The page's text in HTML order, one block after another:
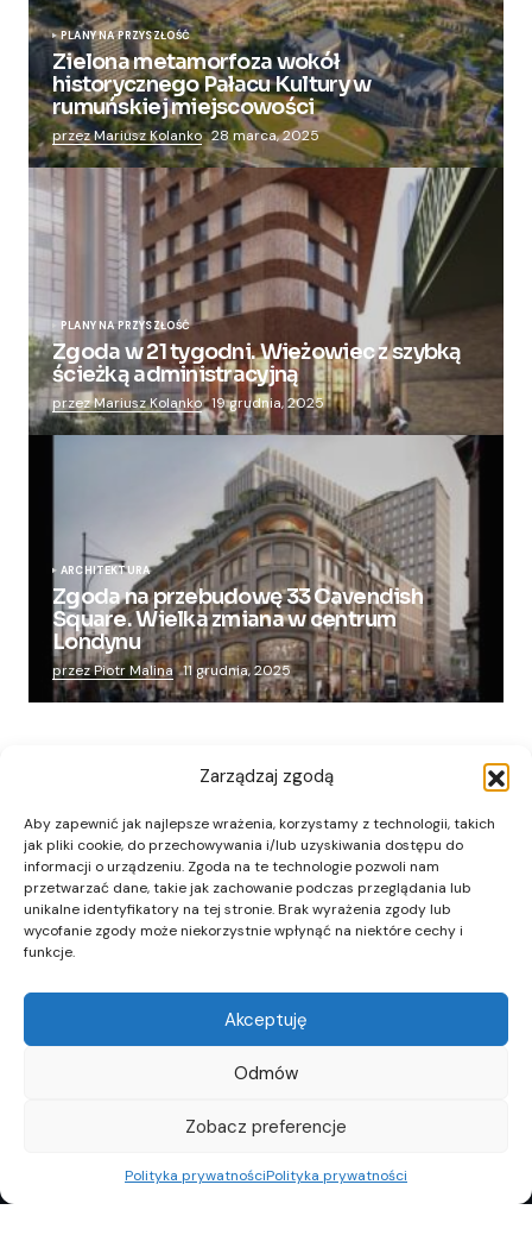
Zarządzaj zgodą
Aby zapewnić jak najlepsze wrażenia, korzystamy z technologii, takich
jak pliki cookie, do przechowywania i/lub uzyskiwania dostępu do
informacji o urządzeniu. Zgoda na te technologie pozwoli nam
przetwarzać dane, takie jak zachowanie podczas przeglądania lub
unikalne identyfikatory na tej stronie. Brak wyrażenia zgody lub
wycofanie zgody może niekorzystnie wpłynąć na niektóre cechy i
funkcje.
Akceptuję
Odmów
Zobacz preferencje
Polityka prywatnościPolityka prywatności
PLANY NA PRZYSZŁOŚĆ
Zielona metamorfoza wokół
historycznego Pałacu Kultury w
rumuńskiej miejscowości
przez Mariusz Kolanko 28 marca, 2025
PLANY NA PRZYSZŁOŚĆ
Zgoda w 21 tygodni. Wieżowiec z szybką
ścieżką administracyjną
przez Mariusz Kolanko 19 grudnia, 2025
ARCHITEKTURA
Zgoda na przebudowę 33 Cavendish
Square. Wielka zmiana w centrum
Londynu
przez Piotr Malina 11 grudnia, 2025